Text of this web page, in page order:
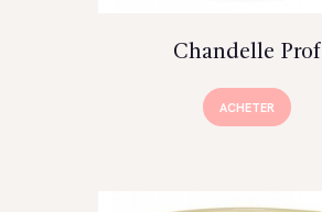
Chandelle Prof
ACHETER